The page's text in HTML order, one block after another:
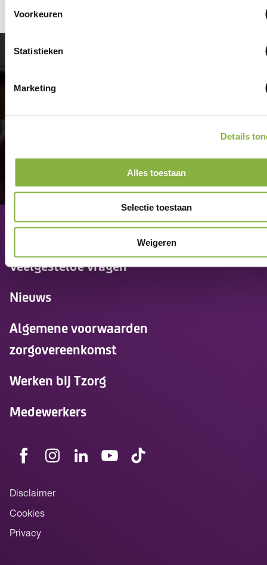
Voorkeuren
Statistieken
Marketing
Details
Alles toestaan
Selectie toestaan
Weigeren
Aangenaam
thuis.
Contact
Veelgestelde vragen
Nieuws
Algemene voorwaarden
zorgovereenkomst
Werken bij Tzorg
Medewerkers
Disclaimer
Cookies
Privacy